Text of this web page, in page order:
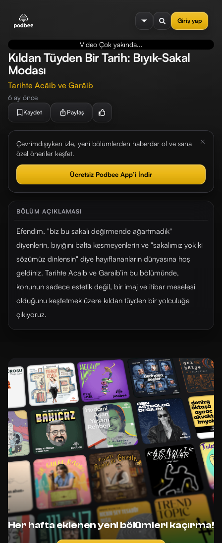
Giriş yap
menu
Video Çok yakında...
Kıldan Tüyden Bir Tarih: Bıyık-Sakal
Modası
Tarihte Acâib ve Garâib
6 ay önce
Kaydet Paylaş
Çevrimdışıyken izle, yeni bölümlerden haberdar ol ve sana
özel öneriler keşfet.
Ücretsiz Podbee App’i İndir
BÖLÜM AÇIKLAMASI
Efendim, "biz bu sakalı değirmende ağartmadık"
diyenlerin, bıyığını balta kesmeyenlerin ve "sakalımız yok ki
sözümüz dinlensin" diye hayıflananların dünyasına hoş
geldiniz. Tarihte Acaib ve Garaib’in bu bölümünde,
konunun sadece estetik değil, bir imaj ve itibar meselesi
olduğunu keşfetmek üzere kıldan tüyden bir yolculuğa
çıkıyoruz.
Her hafta eklenen yeni bölümleri kaçırma!